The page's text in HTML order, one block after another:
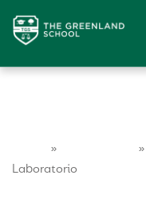
» »
Laboratorio